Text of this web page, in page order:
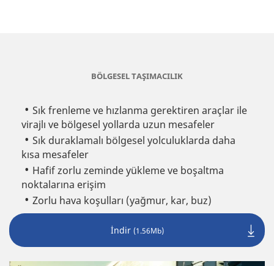
BÖLGESEL TAŞIMACILIK
Sık frenleme ve hızlanma gerektiren araçlar ile
virajlı ve bölgesel yollarda uzun mesafeler
Sık duraklamalı bölgesel yolculuklarda daha
kısa mesafeler
Hafif zorlu zeminde yükleme ve boşaltma
noktalarına erişim
Zorlu hava koşulları (yağmur, kar, buz)
İndir (1.56Mb)